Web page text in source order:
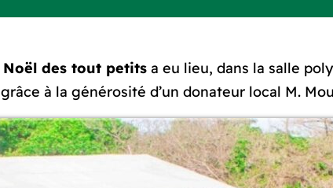
Noël des tout petitsa eu lieu, dans la salle
grâce à la générosité d’un donateur local M.